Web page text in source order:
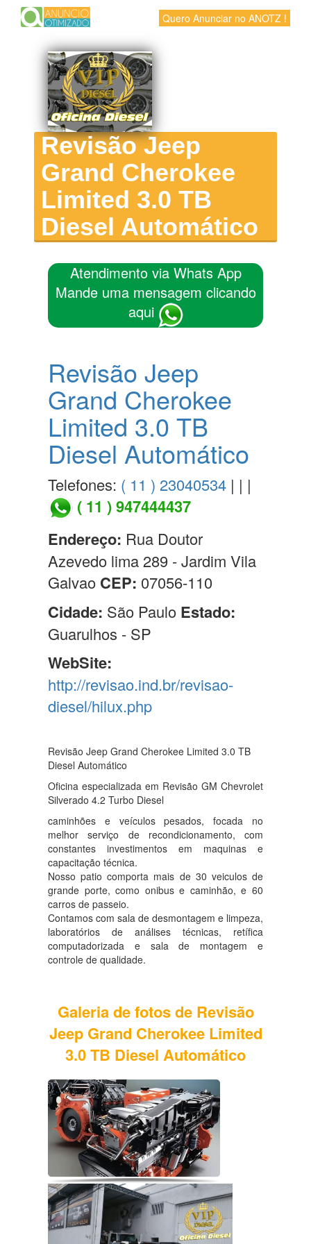
Quero Anunciar no ANOTZ !
Revisão Jeep
Grand Cherokee
Limited 3.0 TB
Diesel Automático
Atendimento via Whats App
Mande uma mensagem clicando
aqui
Revisão Jeep
Grand Cherokee
Limited 3.0 TB
Diesel Automático
Telefones: ( 11 ) 23040534 | | |
( 11 ) 947444437
Endereço: Rua Doutor
Azevedo lima 289 - Jardim Vila
Galvao CEP: 07056-110
Cidade: São Paulo Estado:
Guarulhos - SP
WebSite:
http://revisao.ind.br/revisao-
diesel/hilux.php
Revisão Jeep Grand Cherokee Limited 3.0 TB
Diesel Automático
Oficina especializada em Revisão GM Chevrolet
Silverado 4.2 Turbo Diesel
caminhões e veículos pesados, focada no
melhor serviço de recondicionamento, com
constantes investimentos em maquinas e
capacitação técnica.
Nosso patio comporta mais de 30 veiculos de
grande porte, como onibus e caminhão, e 60
carros de passeio.
Contamos com sala de desmontagem e limpeza,
laboratórios de análises técnicas, retífica
computadorizada e sala de montagem e
controle de qualidade.
Galeria de fotos de Revisão
Jeep Grand Cherokee Limited
3.0 TB Diesel Automático